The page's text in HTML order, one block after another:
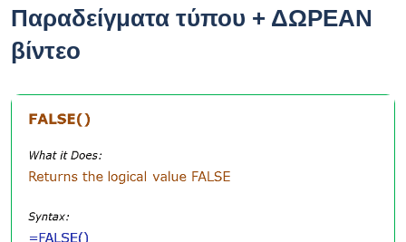
Παραδείγματα τύπου + ΔΩΡΕΑΝ
βίντεο